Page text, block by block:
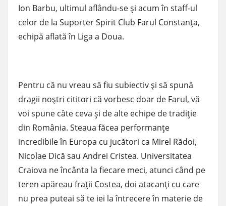
Ion Barbu, ultimul aflându-se şi acum în staff-ul
celor de la Suporter Spirit Club Farul Constanţa,
echipă aflată în Liga a Doua.
Pentru că nu vreau să fiu subiectiv şi să spună
dragii noştri cititori că vorbesc doar de Farul, vă
voi spune câte ceva şi de alte echipe de tradiţie
din România. Steaua făcea performanţe
incredibile în Europa cu jucători ca Mirel Rădoi,
Nicolae Dică sau Andrei Cristea. Universitatea
Craiova ne încânta la fiecare meci, atunci când pe
teren apăreau fraţii Costea, doi atacanţi cu care
nu prea puteai să te iei la întrecere în materie de